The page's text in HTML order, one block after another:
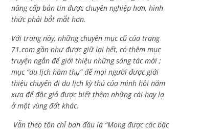
nâng cấp bản tin được chuyên nghiệp hơn, hình
thức phải bắt mắt hơn.
Với trang này, những chuyên mục cũ của trang
71.com gần như được giữ lại hết, có thêm mục
truyện ngắn để giới thiệu những sáng tác mới ;
mục “du lịch hàm thụ” để mọi người được giới
thiệu chuyến đi du lịch kỳ thú của mình hồi năm
xưa để độc giả được biết thêm những cái hay lạ
ở một vùng đất khác.
Vẫn theo tôn chỉ ban đầu là “Mong được các bậc